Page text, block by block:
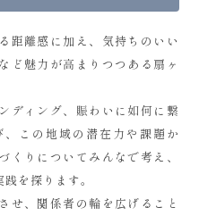
距離感に加え、気持ちのいい
ど魅力が高まりつつある扇ヶ
ディング、賑わいに如何に繋
この地域の潜在力や課題か
くりについてみんなで考え、
を探ります。
せ、関係者の輪を広げること